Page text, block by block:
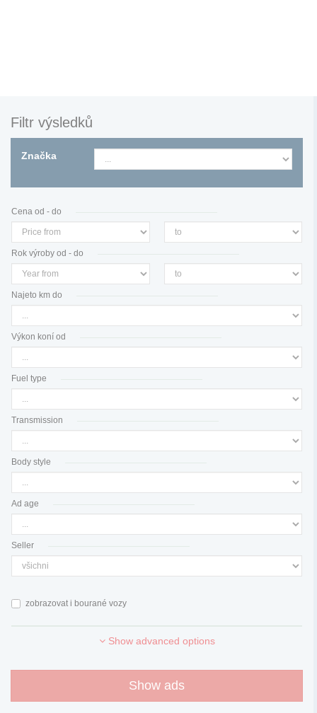
Filtr výsledků
Značka
Cena od - do
Rok výroby od - do
Najeto km do
Výkon koní od
Fuel type
Transmission
Body style
Ad age
Seller
zobrazovat i bourané vozy
Show advanced options
Show ads